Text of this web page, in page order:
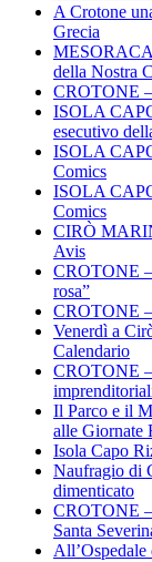
A Crotone
Grecia
della Nostra
CROTONE
ISOLA
esecutivo
ISOLA
Comics
ISOLA
Comics
CIRÒ
Avis
CROTONE
rosa”
CROTONE
Venerdì a
Calendario
CROTONE
Il Parco e il
alle Giornate
Isola Capo
Naufragio di
dimenticato
CROTONE –
Santa